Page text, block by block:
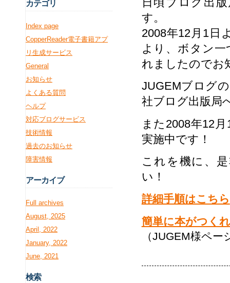
す。
2008年12月1日
より、ボタン
れましたのでお
JUGEMブログ
社ブログ出版局
また2008年12
実施中です！
これを機に、
い！
詳細手順はこちら
簡単に本がつく
（JUGEM様ペ
カテゴリ
Index page
CopperReader電子書籍アプ
リ生成サービス
General
お知らせ
よくある質問
ヘルプ
対応ブログサービス
技術情報
過去のお知らせ
障害情報
アーカイブ
Full archives
August, 2025
April, 2022
January, 2022
June, 2021
検索